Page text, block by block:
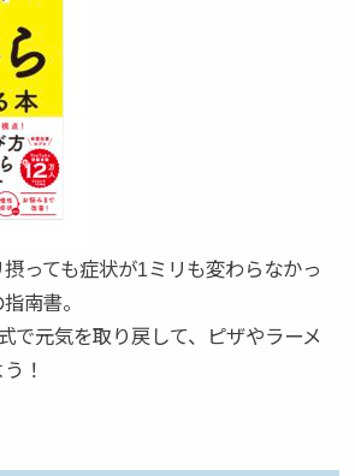
っても症状が1ミリも変わらなかっ
南書。
で元気を取り戻して、ピザやラーメ
！